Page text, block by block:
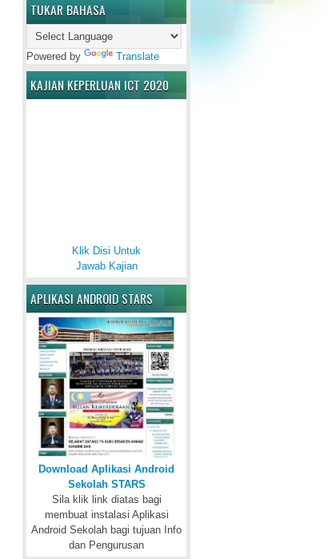
TUKAR BAHASA
Powered by Translate
KAJIAN KEPERLUAN ICT 2020
Klik Disi Untuk
Jawab Kajian
APLIKASI ANDROID STARS
Download Aplikasi Android
Sekolah STARS
Sila klik link diatas bagi
membuat instalasi Aplikasi
Android Sekolah bagi tujuan Info
dan Pengurusan